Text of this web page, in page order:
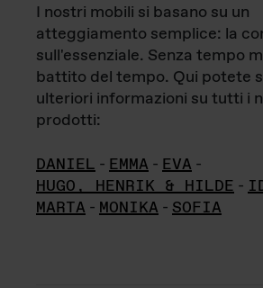
I nostri mobili si basano su un
atteggiamento semplice: la
sull'essenziale. Senza tempo
battito del tempo. Qui potete
ulteriori informazioni su tutti i
prodotti:
DANIEL - EMMA - EVA -
HUGO, HENRIK & HILDE -
MARTA - MONIKA - SOFIA